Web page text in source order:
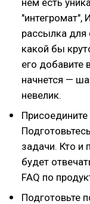
нем есть
"интегромат",
рассылка для
какой бы
его добавите
начнется —
невелик.
задачи. Кто и
будет
FAQ по
Подготовьте